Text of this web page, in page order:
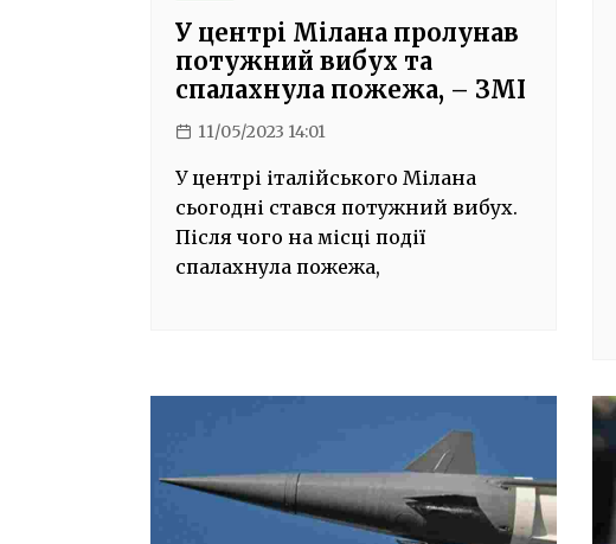
У центрі Мілана пролунав
потужний вибух та
спалахнула пожежа, – ЗМІ
11/05/2023 14:01
У центрі італійського Мілана
сьогодні стався потужний вибух.
Після чого на місці події
спалахнула пожежа,